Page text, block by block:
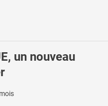
un nouveau